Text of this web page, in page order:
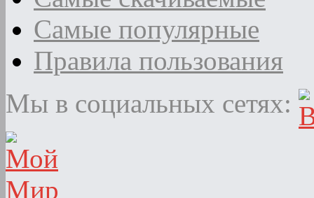
Самые популярные
Правила пользования
Мы в социальных сетях: